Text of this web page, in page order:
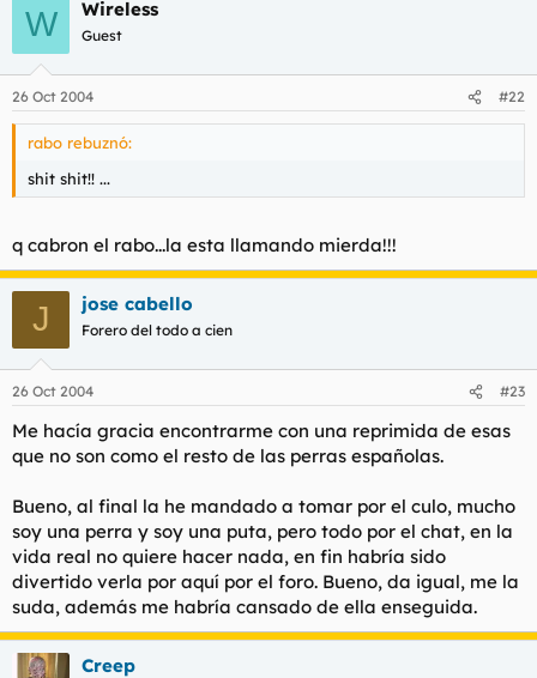
W Wireless
Guest
26 Oct 2004 #22
rabo rebuznó:
shit shit!! ...
q cabron el rabo...la esta llamando mierda!!!
J jose cabello
Forero del todo a cien
26 Oct 2004 #23
Me hacía gracia encontrarme con una reprimida de esas
que no son como el resto de las perras españolas.
Bueno, al final la he mandado a tomar por el culo, mucho
soy una perra y soy una puta, pero todo por el chat, en la
vida real no quiere hacer nada, en fin habría sido
divertido verla por aquí por el foro. Bueno, da igual, me la
suda, además me habría cansado de ella enseguida.
Creep